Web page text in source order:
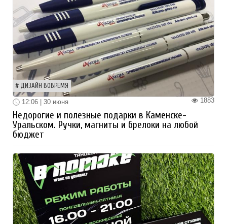
ДИЗАЙН ВОВРЕМЯ
1883
12:06 | 30 июня
Недорогие и полезные подарки в Каменске-
Уральском. Ручки, магниты и брелоки на любой
бюджет